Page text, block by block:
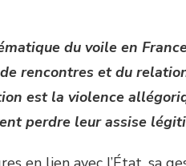
du voile en
rencontres et du
est la violence
perdre leur assise